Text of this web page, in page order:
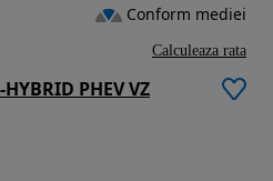
PHEV VZ
Conform mediei
Calculeaza rata